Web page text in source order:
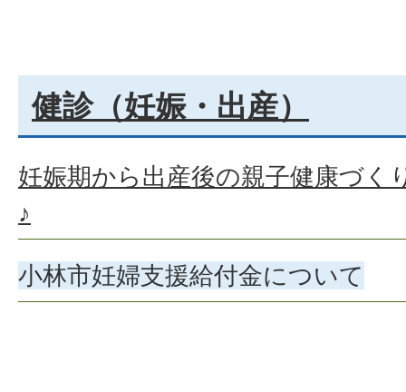
健診（妊娠・出産）
妊娠期から出産後の親子健康づく
♪
小林市妊婦支援給付金について